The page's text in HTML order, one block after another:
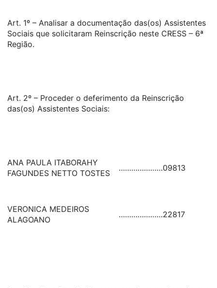
Art. 1º – Analisar a documentação das(os) Assistentes
Sociais que solicitaram Reinscrição neste CRESS – 6ª
Região.
Art. 2º – Proceder o deferimento da Reinscrição
das(os) Assistentes Sociais:
ANA PAULA ITABORAHY
FAGUNDES NETTO TOSTES
…………………09813
VERONICA MEDEIROS
ALAGOANO
…………………22817